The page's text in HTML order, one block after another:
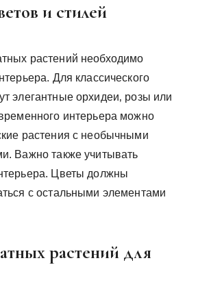
и стилей
растений необходимо
Для классического
элегантные орхидеи‚ розы или
интерьера можно
растения с необычными
Важно также учитывать
Цветы должны
с остальными элементами
растений для